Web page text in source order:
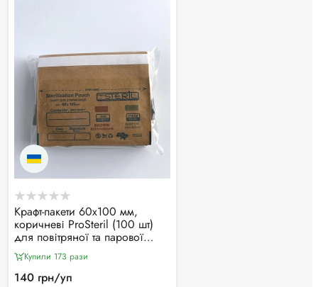
Крафт-пакети 60х100 мм,
коричневі ProSteril (100 шт)
для повітряної та парової
стерилізації, з індикатором 4
класу
Купили 173 рази
140 грн/уп